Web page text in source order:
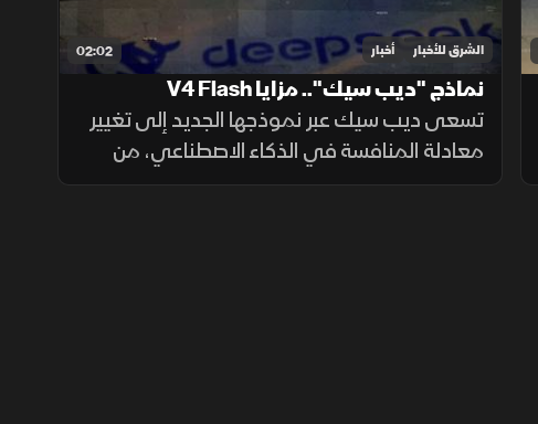
02:02 الشرق للأخبار أخبار
نماذج "ديب سيك".. مزايا V4 Flash
تسعى ديب سيك عبر نموذجها الجديد إلى تغيير
معادلة المنافسة في الذكاء الاصطناعي، من
خلال خفض تكلفة الاستخدام مع الحفاظ على